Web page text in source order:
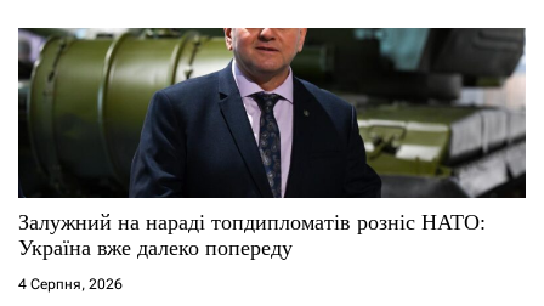
Залужний на нараді топдипломатів розніс НАТО:
Україна вже далеко попереду
4 Серпня, 2026